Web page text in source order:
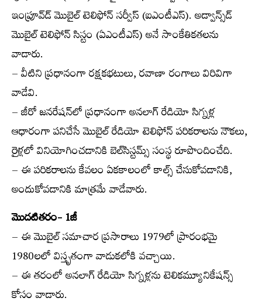
ఇంప్రూవ్‌డ్ మొబైల్ టెలిఫోన్ సర్వీస్ (ఐఎంటీఎస్). అడ్వాన్స్‌డ్
మొబైల్ టెలిఫోన్ సిస్టం (ఏఎంటీఎస్) అనే సాంకేతికతలను
వాడారు.
– వీటిని ప్రధానంగా రక్షకభటులు, రవాణా రంగాలు విరివిగా
వాడేవి.
– జీరో జనరేషన్‌లో ప్రధానంగా అనలాగ్ రేడియో సిగ్నళ్ల
ఆధారంగా పనిచేసే మొబైల్ రేడియో టెలిఫోన్ పరికరాలను నౌకలు,
రైళ్లలో వినియోగించడానికి బెల్‌సిస్టమ్స్ సంస్థ రూపొందించేది.
– ఈ పరికరాలను కేవలం ఏకకాలంలో కాల్స్ చేసుకోవడానికి,
అందుకోవడానికి మాత్రమే వాడేవారు.
మొదటితరం- 1జీ
– ఈ మొబైల్ సమాచార ప్రసారాలు 1979లో ప్రారంభమై
1980లలో విస్తృతంగా వాడుకలోకి వచ్చాయి.
– ఈ తరంలో అనలాగ్ రేడియో సిగ్నళ్లను టెలికమ్యూనికేషన్స్
కోసం వాడారు.